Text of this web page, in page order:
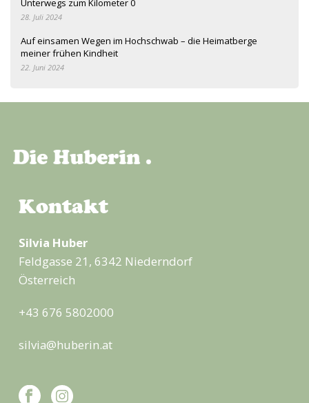
Unterwegs zum Kilometer 0
28. Juli 2024
Auf einsamen Wegen im Hochschwab – die Heimatberge
meiner frühen Kindheit
22. Juni 2024
Kontakt
Silvia Huber
Feldgasse 21, 6342 Niederndorf
Österreich
+43 676 5802000
silvia@huberin.at